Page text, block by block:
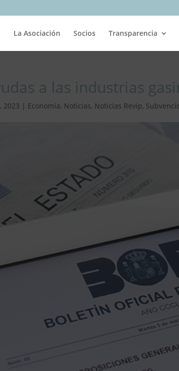
La Asociación Socios Transparencia
a las industrias
2023 | Economía, Noticias, Noticias Revip,